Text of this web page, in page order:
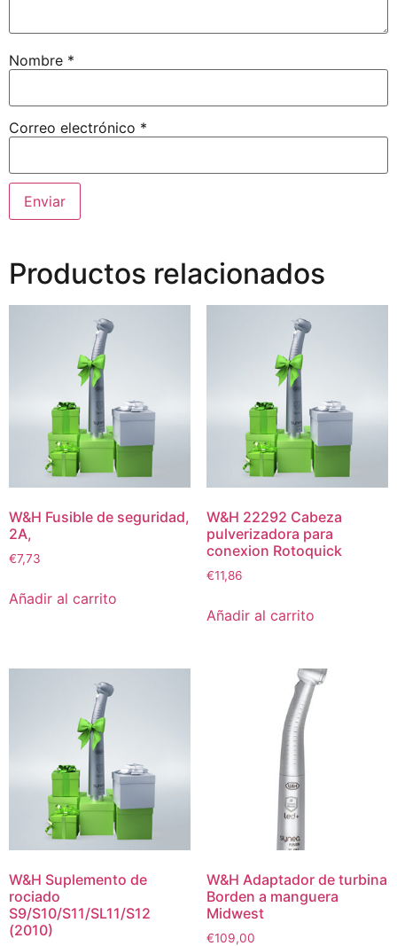
Nombre *
Correo electrónico *
Productos relacionados
W&H Fusible de seguridad,
2A,
€7,73
Añadir al carrito
W&H 22292 Cabeza
pulverizadora para
conexion Rotoquick
€11,86
Añadir al carrito
W&H Suplemento de
rociado
S9/S10/S11/SL11/S12
(2010)
W&H Adaptador de turbina
Borden a manguera
Midwest
€109,00